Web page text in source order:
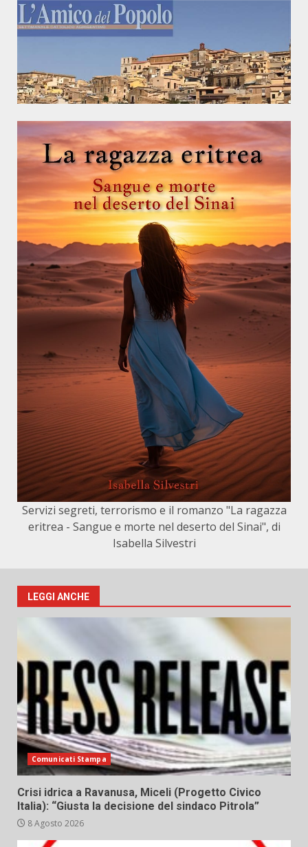
Servizi segreti, terrorismo e il romanzo "La ragazza
eritrea - Sangue e morte nel deserto del Sinai", di
Isabella Silvestri
LEGGI ANCHE
Comunicati Stampa
Crisi idrica a Ravanusa, Miceli (Progetto Civico
Italia): “Giusta la decisione del sindaco Pitrola”
8 Agosto 2026